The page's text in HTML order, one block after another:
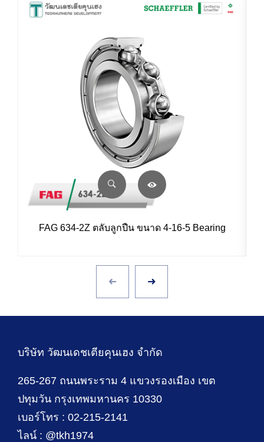
FAG 634-2Z ตลับลูกปืน ขนาด 4-16-5 Bearing
บริษัท วัฒนเดชเตียคุนเฮง จำกัด
265-267 ถนนพระราม 4 แขวงรองเมือง เขต
ปทุมวัน กรุงเทพมหานคร 10330
เบอร์โทร : 02-215-2141
ไลน์ : @tkh1974